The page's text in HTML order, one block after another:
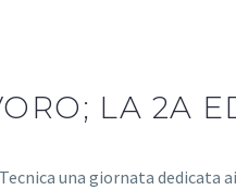
LA 2A
una giornata dedicata